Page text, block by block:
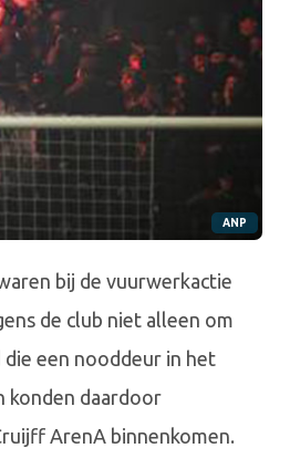
ANP
bij de vuurwerkactie
de club niet alleen om
een nooddeur in het
konden daardoor
ArenA binnenkomen.